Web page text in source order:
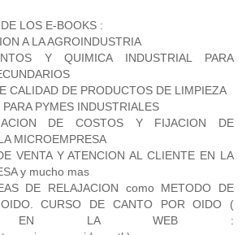
LOS E-BOOKS :
A LA AGROINDUSTRIA
Y QUIMICA INDUSTRIAL PARA
CALIDAD DE PRODUCTOS DE LIMPIEZA
PYMES INDUSTRIALES
DE COSTOS Y FIJACION DE
MICROEMPRESA
VENTA Y ATENCION AL CLIENTE EN LA
y mucho mas
DE RELAJACION como METODO DE
CURSO DE CANTO POR OIDO (
EN LA WEB :